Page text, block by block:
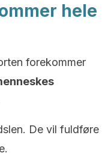
hele
forekommer
De vil fuldføre